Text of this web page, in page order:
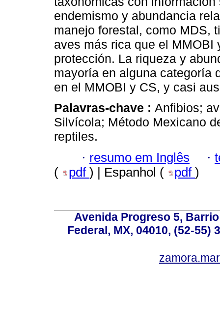
endemismo y abundancia
manejo forestal, como MDS,
aves más rica que el
protección. La riqueza y
mayoría en alguna categoría
en el MMOBI y CS, y casi
Palavras-chave : Anfibios;
Silvícola; Método Mexicano
reptiles.
· resumo em Inglês ·
(
pdf ) | Espanhol ( pdf )
Avenida Progreso 5,
Federal, MX, 04010, (52-55)